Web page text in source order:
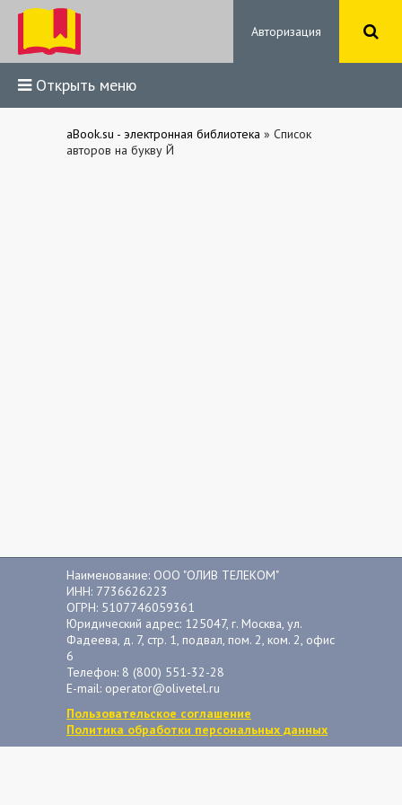
Авторизация
Открыть меню
aBook.su - электронная библиотека » Список
авторов на букву Й
Наименование: ООО "ОЛИВ ТЕЛЕКОМ"
ИНН: 7736626223
ОГРН: 5107746059361
Юридический адрес: 125047, г. Москва, ул.
Фадеева, д. 7, стр. 1, подвал, пом. 2, ком. 2, офис
6
Телефон: 8 (800) 551-32-28
E-mail: operator@olivetel.ru
Пользовательское соглашение
Политика обработки персональных данных